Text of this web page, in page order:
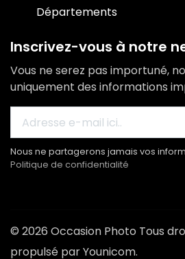
Départements
Inscrivez-vous à notre
Vous ne serez pas importuné,
uniquement des informations
Nous ne partagerons jamais vos
Politique de confidentialité
© 2026 Occasion Photo Tous
propulsé par Younicom.